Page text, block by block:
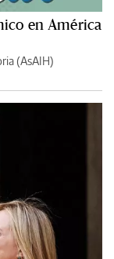
en América
(AsAIH)